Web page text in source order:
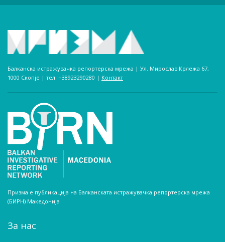
Балканска истражувачка репортерска мрежа | Ул. Мирослав Крлежа 67,
1000 Скопје | тел. +38923290280­ | Контакт
Призма е публикација на Балканската истражувачка репортерска мрежа
(БИРН) Македонија
За нас